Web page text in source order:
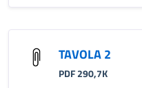
TAVOLA 2
PDF 290,7K